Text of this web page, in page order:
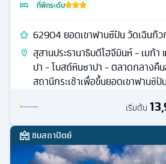
ที่พักระดับ
62904 ยอดเขาฟานซีปัน วัดเฉินก๊ว
สุสานประธานาธิบดีโฮจีมินห์ - เมก้า
ปา - โบสถ์หินซาปา - ตลาดกลางคื
สถานีกระเช้าเพื่อขึ้นยอดเขาฟานซิ
เริ่มต้น
ชมสถาปัตย์